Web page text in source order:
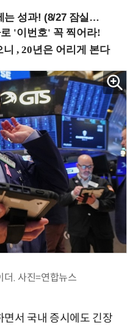
성과! (8/27 잠실역)
더. 사진=연합뉴스
서 국내 증시에도 긴장